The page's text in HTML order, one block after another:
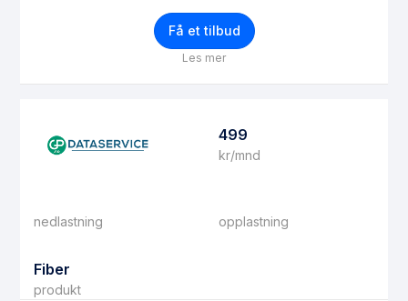
Få et tilbud
Les mer
499
kr/mnd
nedlastning opplastning
Fiber
produkt